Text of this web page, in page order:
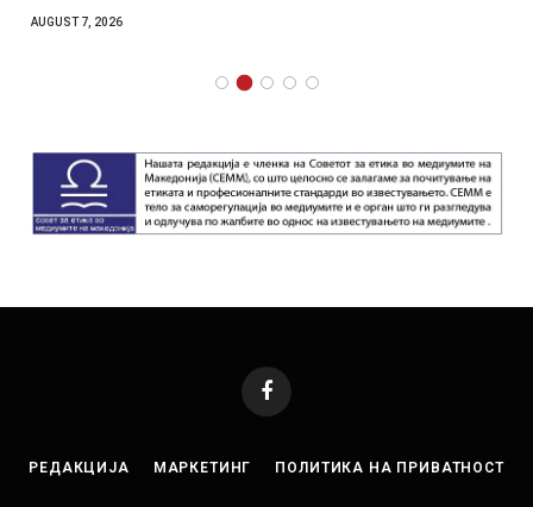
AUGUST 7, 2026
Facebook
РЕДАКЦИЈА МАРКЕТИНГ ПОЛИТИКА НА ПРИВАТНОСТ